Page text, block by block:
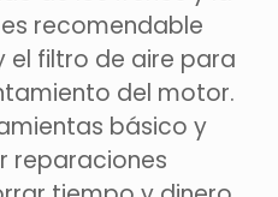
recomendable
el filtro de aire para
del motor.
básico y
reparaciones